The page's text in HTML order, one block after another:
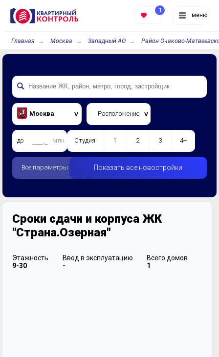
меню
1
Главная Москва Западный АО Район Очаково-
Москва Расположение
до млн. Студия 1 2 3 4+
Все параметры Показать все новостройки
Сроки сдачи и корпуса ЖК
"Страна.Озерная"
Этажность
9-30
Ввод в эксплуатацию
-
Всего домов
1